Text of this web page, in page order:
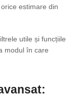
estimare din
utile și funcțiile
modul în care